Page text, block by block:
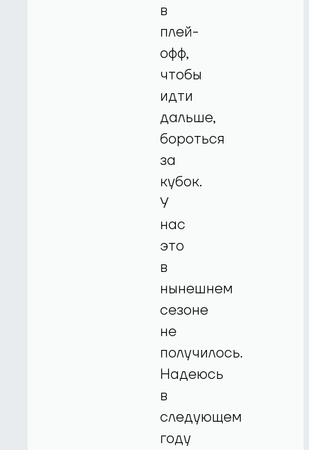
в
плей-
офф,
чтобы
идти
дальше,
бороться
за
кубок.
У
нас
это
в
нынешнем
сезоне
не
получилось.
Надеюсь
в
следующем
году